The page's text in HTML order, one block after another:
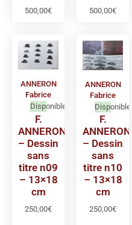
500,00€ 500,00€
ANNERON
Fabrice
Disponible
F.
ANNERON
– Dessin
sans
titre n09
– 13×18
cm
250,00€
ANNERON
Fabrice
Disponible
F.
ANNERON
– Dessin
sans
titre n10
– 13×18
cm
250,00€